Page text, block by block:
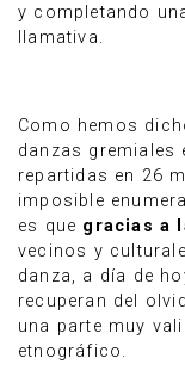
y completando
llamativa.
Como hemos
danzas
repartidas en 26
imposible
es que gracias a
vecinos y
danza, a día de
recuperan del
una parte muy
etnográfico.